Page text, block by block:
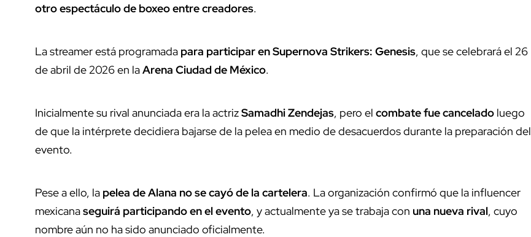
otro espectáculo de boxeo entre creadores.
La streamer está programada para participar enSupernova Strikers: Genesis, que se celebrará el 26
de abril de 2026 en laArena Ciudad de México.
Inicialmente su rival anunciada era la actrizSamadhi Zendejas, pero el combate fue cancelado luego
de que la intérprete decidiera bajarse de la pelea en medio de desacuerdos durante la preparación del
evento.
Pese a ello, la pelea de Alana no se cayó de la cartelera. La organización confirmó que la influencer
mexicanaseguirá participando en el evento, y actualmente ya se trabaja con una nueva rival, cuyo
nombre aún no ha sido anunciado oficialmente.